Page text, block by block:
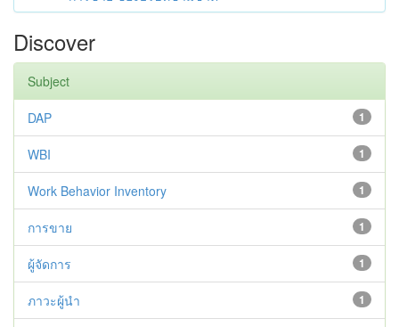
Discover
Subject
1
DAP
1
WBI
1
Work Behavior Inventory
1
การขาย
1
ผู้จัดการ
1
ภาวะผู้นำ